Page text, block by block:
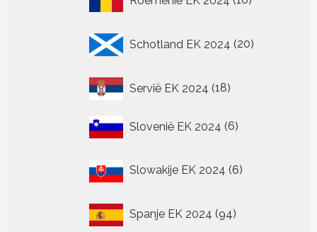
Schotland EK 2024 20
producten
Servië EK 2024 1818
Slovenië EK 2024 66
Slowakije EK 2024 6
producten
Spanje EK 2024 9494